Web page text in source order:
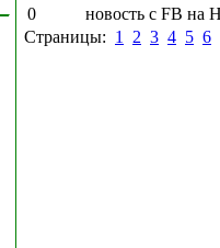
0
новость с FB на
Страницы: 1 2 3 4 5 6